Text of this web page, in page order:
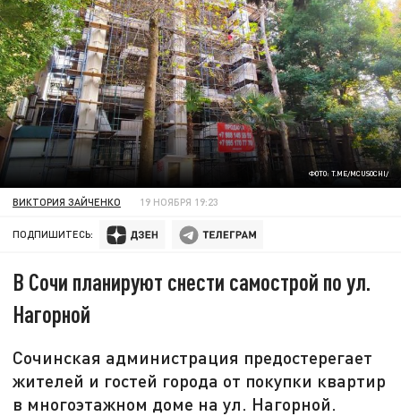
ФОТО: T.ME/MCUSOCHI/
ВИКТОРИЯ ЗАЙЧЕНКО 19 НОЯБРЯ 19:23
ПОДПИШИТЕСЬ:
В Сочи планируют снести самострой по ул.
Нагорной
Сочинская администрация предостерегает
жителей и гостей города от покупки квартир
в многоэтажном доме на ул. Нагорной.